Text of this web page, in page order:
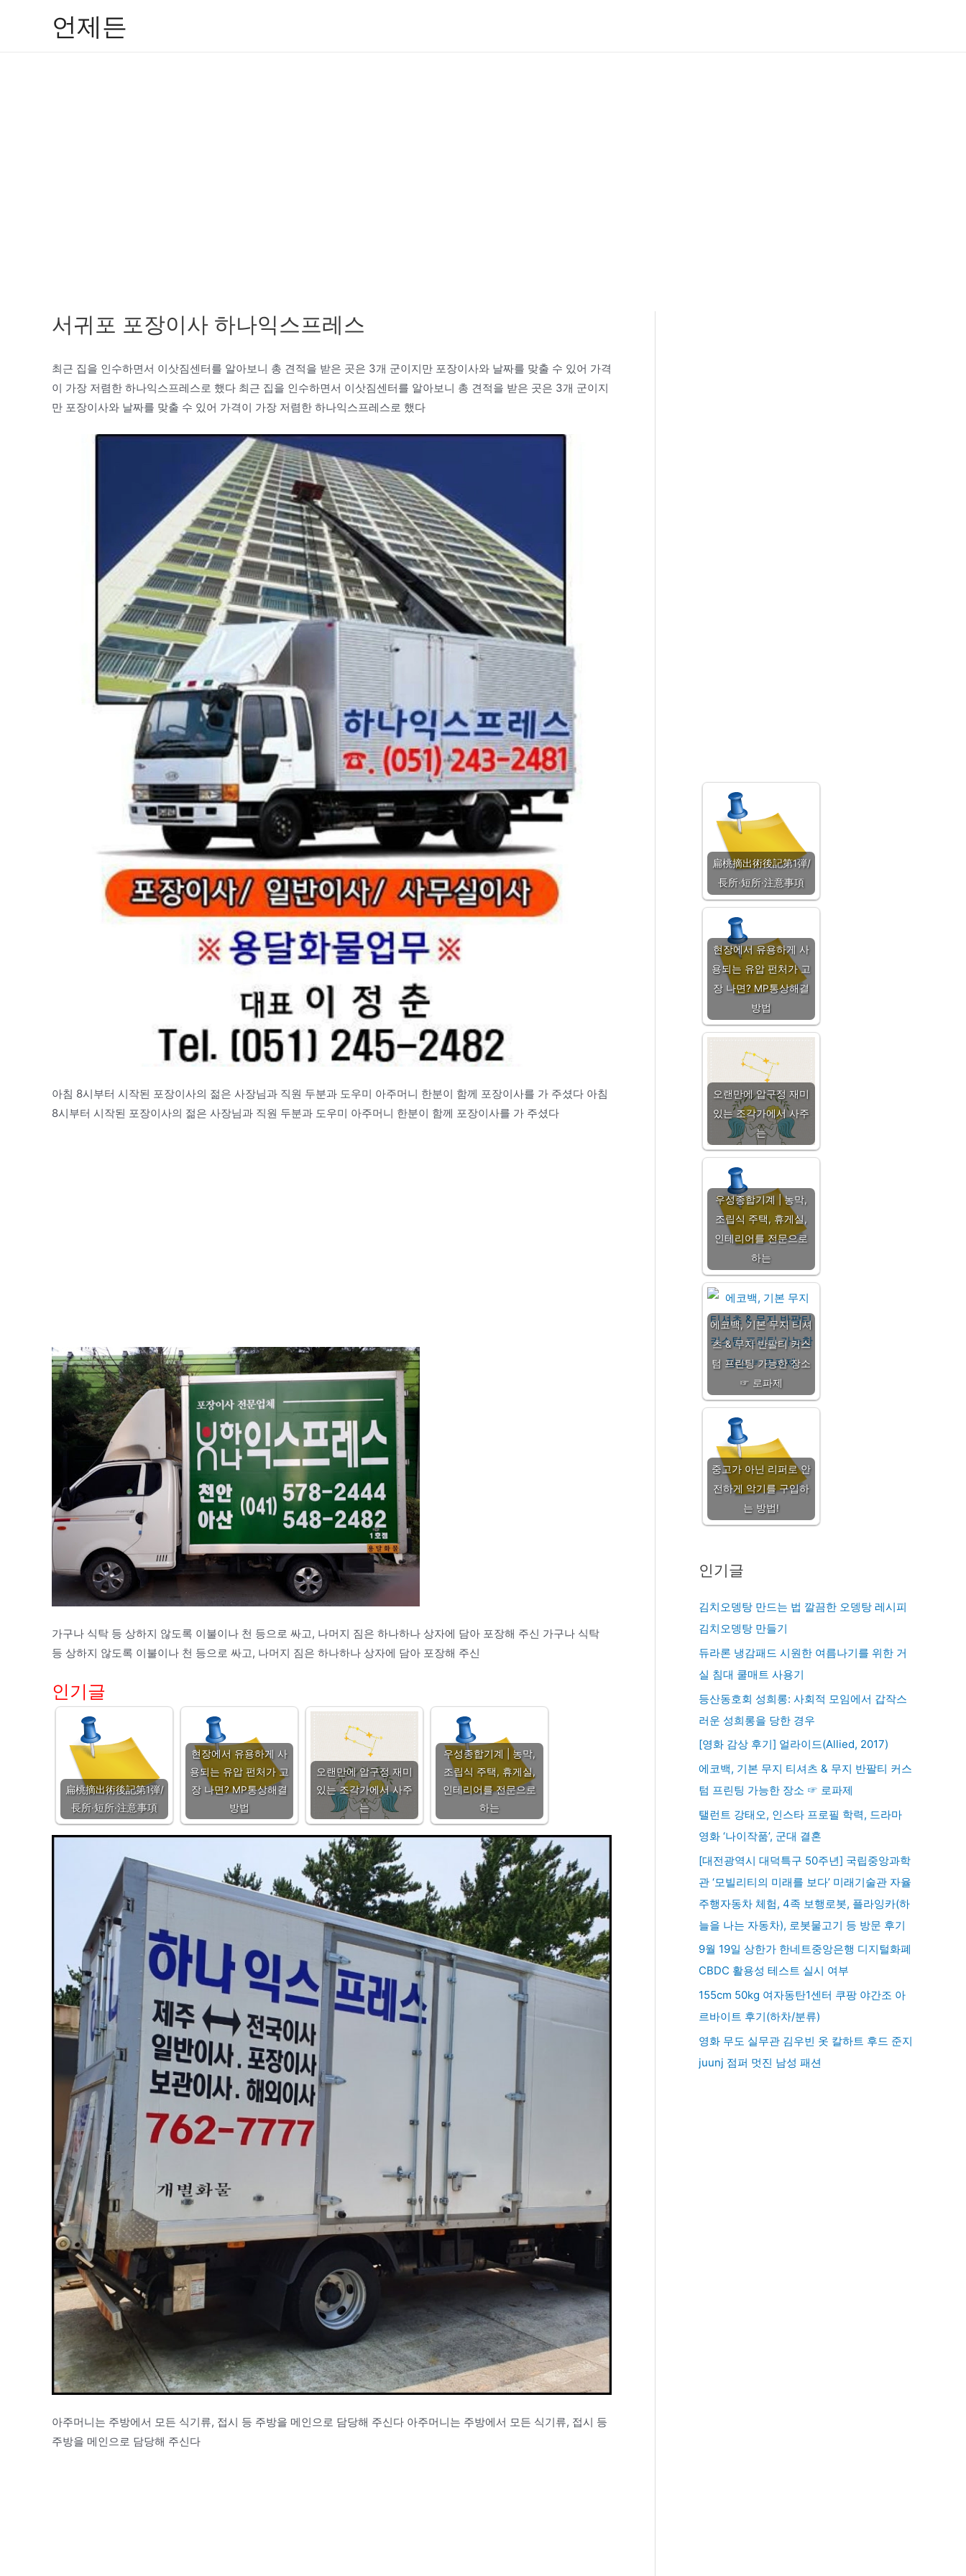
언제든
서귀포 포장이사 하나익스프레스
최근 집을 인수하면서 이삿짐센터를 알아보니 총 견적을 받은 곳은 3개 군이지만 포장이사와 날짜를 맞출 수 있어 가격
이 가장 저렴한 하나익스프레스로 했다 최근 집을 인수하면서 이삿짐센터를 알아보니 총 견적을 받은 곳은 3개 군이지
만 포장이사와 날짜를 맞출 수 있어 가격이 가장 저렴한 하나익스프레스로 했다
아침 8시부터 시작된 포장이사의 젊은 사장님과 직원 두분과 도우미 아주머니 한분이 함께 포장이사를 가 주셨다 아침
8시부터 시작된 포장이사의 젊은 사장님과 직원 두분과 도우미 아주머니 한분이 함께 포장이사를 가 주셨다
가구나 식탁 등 상하지 않도록 이불이나 천 등으로 싸고, 나머지 짐은 하나하나 상자에 담아 포장해 주신 가구나 식탁
등 상하지 않도록 이불이나 천 등으로 싸고, 나머지 짐은 하나하나 상자에 담아 포장해 주신
인기글
扁桃摘出術後記第1弾/
長所·短所·注意事項
현장에서 유용하게 사
용되는 유압 펀처가 고
장 나면? MP통상해결
방법
오랜만에 압구정 재미
있는 조각가에서 사주
는
우성종합기계 | 농막,
조립식 주택, 휴게실,
인테리어를 전문으로
하는
아주머니는 주방에서 모든 식기류, 접시 등 주방을 메인으로 담당해 주신다 아주머니는 주방에서 모든 식기류, 접시 등
주방을 메인으로 담당해 주신다
扁桃摘出術後記第1弾/
長所·短所·注意事項
현장에서 유용하게 사
용되는 유압 펀처가 고
장 나면? MP통상해결
방법
오랜만에 압구정 재미
있는 조각가에서 사주
는
우성종합기계 | 농막,
조립식 주택, 휴게실,
인테리어를 전문으로
하는
에코백, 기본 무지 티셔
츠 & 무지 반팔티 커스
텀 프린팅 가능한 장소
☞ 로파제
중고가 아닌 리퍼로 안
전하게 악기를 구입하
는 방법!
인기글
김치오뎅탕 만드는 법 깔끔한 오뎅탕 레시피
김치오뎅탕 만들기
듀라론 냉감패드 시원한 여름나기를 위한 거
실 침대 쿨매트 사용기
등산동호회 성희롱: 사회적 모임에서 갑작스
러운 성희롱을 당한 경우
[영화 감상 후기] 얼라이드(Allied, 2017)
에코백, 기본 무지 티셔츠 & 무지 반팔티 커스
텀 프린팅 가능한 장소 ☞ 로파제
탤런트 강태오, 인스타 프로필 학력, 드라마
영화 ‘나이작품’, 군대 결혼
[대전광역시 대덕특구 50주년] 국립중앙과학
관 ‘모빌리티의 미래를 보다’ 미래기술관 자율
주행자동차 체험, 4족 보행로봇, 플라잉카(하
늘을 나는 자동차), 로봇물고기 등 방문 후기
9월 19일 상한가 한네트중앙은행 디지털화폐
CBDC 활용성 테스트 실시 여부
155cm 50kg 여자동탄1센터 쿠팡 야간조 아
르바이트 후기(하차/분류)
영화 무도 실무관 김우빈 옷 칼하트 후드 준지
juunj 점퍼 멋진 남성 패션